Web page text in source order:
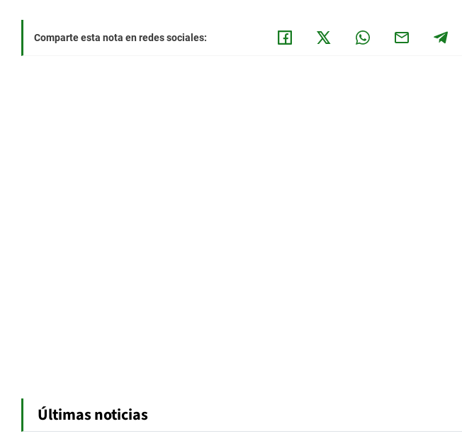
Comparte esta nota en redes sociales:
Últimas noticias